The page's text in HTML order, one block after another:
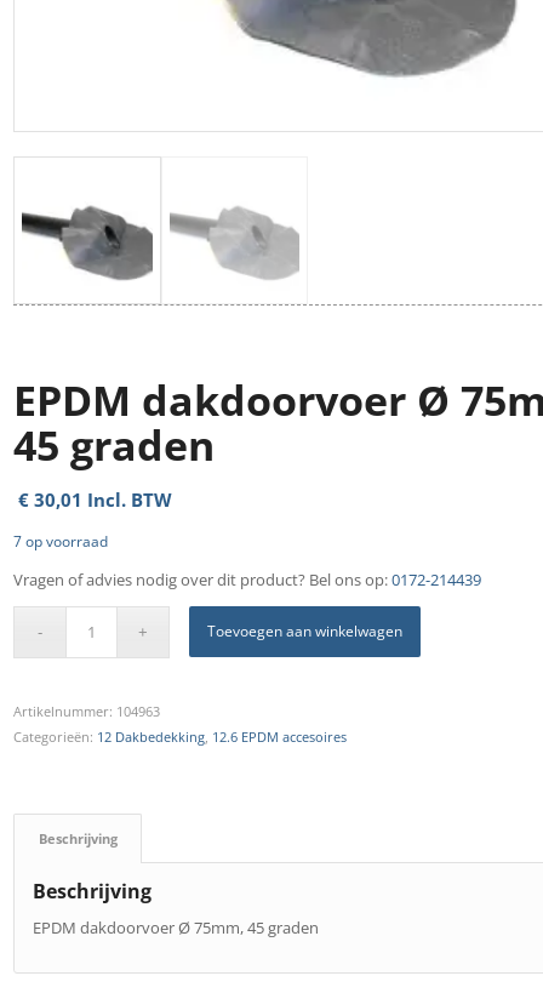
EPDM dakdoorvoer Ø
45 graden
€ 30,01 Incl. BTW
7 op voorraad
Vragen of advies nodig over dit product? Bel ons op:0172-214439
Toevoegen aan winkelwagen
Artikelnummer: 104963
Categorieën: 12 Dakbedekking 12.6 EPDM accesoires
Beschrijving
Beschrijving
EPDM dakdoorvoer Ø 75mm, 45 graden